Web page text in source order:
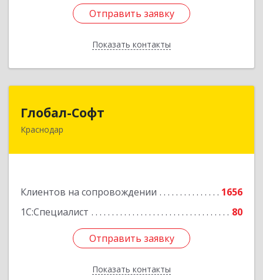
Отправить заявку
Показать контакты
Отправить заявку
Назад
Глобал-Софт
Краснодар
Клиентов на сопровождении
1656
1С:Специалист
80
Отправить заявку
Показать контакты
350018, Краснодарский край, Краснодар г,
Отправить заявку
Назад